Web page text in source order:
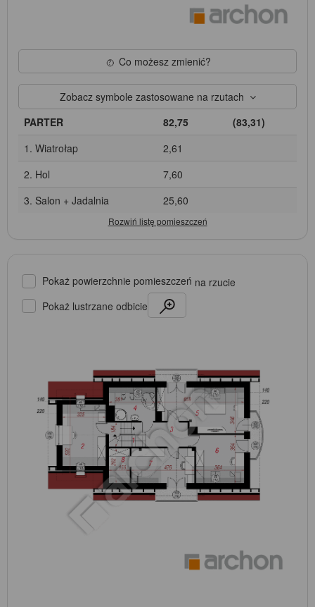
Co możesz zmienić?
Zobacz symbole zastosowane na rzutach
PARTER
82,75
(83,31)
1. Wiatrołap
2,61
2. Hol
7,60
3. Salon + Jadalnia
25,60
Pokaż powierzchnie pomieszczeń na rzucie
Pokaż lustrzane odbicie